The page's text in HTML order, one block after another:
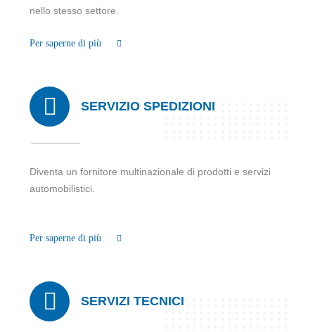
nello stesso settore.
Per saperne di più
SERVIZIO SPEDIZIONI
Diventa un fornitore multinazionale di prodotti e servizi
automobilistici.
Per saperne di più
SERVIZI TECNICI